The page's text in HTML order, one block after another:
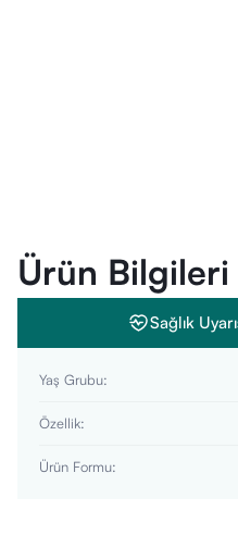
Ürün Bilgileri
Sağlık
Yaş Grubu:
Özellik:
Ürün Formu: